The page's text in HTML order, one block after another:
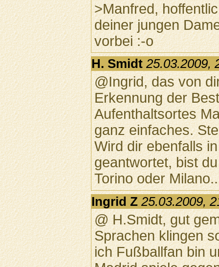
>Manfred,
deiner jungen
vorbei :-o
H. Smidt 25.03.2009,
@Ingrid, das von
Erkennung der
Aufenthaltsortes
ganz einfaches.
Wird dir ebenfalls
geantwortet, bist
Torino oder
Ingrid Z 25.03.2009,
@ H.Smidt, gut
Sprachen klingen
ich Fußballfan bin